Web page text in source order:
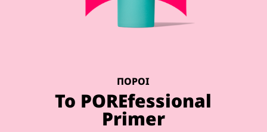
ΠΟΡΟΙ
Το POREfessional
Primer